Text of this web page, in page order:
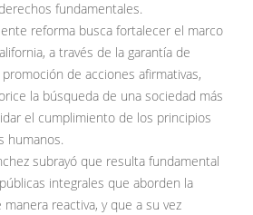
fundamentales.
reforma busca fortalecer el marco
a través de la garantía de
de acciones afirmativas,
la búsqueda de una sociedad más
el cumplimiento de los principios
humanos.
subrayó que resulta fundamental
integrales que aborden la
reactiva, y que a su vez